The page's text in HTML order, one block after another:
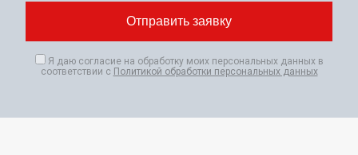
Я даю согласие на обработку моих персональных данных в
соответствии с Политикой обработки персональных данных